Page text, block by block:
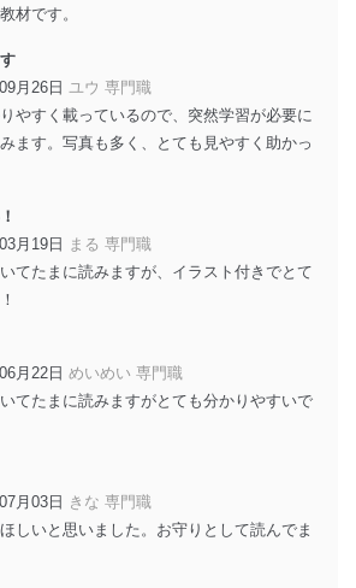
を取り扱う機器等のオペレーティング
最新の状態に保持しています。
を取り扱う機器等にセキュリティ対策
ア等を導入し、自動更新 機能等の活用
れを最新状態としています。
より個人データの含まれるファイルを
合に、当該ファイルへのパスワードを
ます。
ジメントシステムの継続的改善
及びマネジメントレビューの機会を通
護マネジメントシステムを継続的に改
状態を維持します。
び当社の個人情報保護マネジメントシ
相談及び苦情については以下までご連
材です。
月26日 ユウ 専門職
やすく載っているので、突然学習が必要に
ます。写真も多く、とても見やすく助かっ
月19日 まる 専門職
てたまに読みますが、イラスト付きでとて
月22日 めいめい 専門職
てたまに読みますがとても分かりやすいで
月03日 きな 専門職
しいと思いました。お守りとして読んでま